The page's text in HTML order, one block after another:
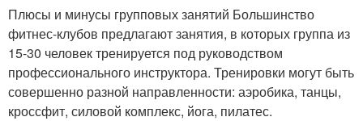
Плюсы и минусы групповых занятий Большинство
фитнес-клубов предлагают занятия, в которых группа из
15-30 человек тренируется под руководством
профессионального инструктора. Тренировки могут быть
совершенно разной направленности: аэробика, танцы,
кроссфит, силовой комплекс, йога, пилатес.